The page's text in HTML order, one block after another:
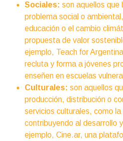
Sociales: son aquellos que
problema social o
educación o el cambio
propuesta de valor
ejemplo, Teach for
recluta y forma a jóvenes
enseñen en escuelas
Culturales: son aquellos
producción, distribución o
servicios culturales, como
contribuyendo al desarrollo
ejemplo, Cine.ar, una